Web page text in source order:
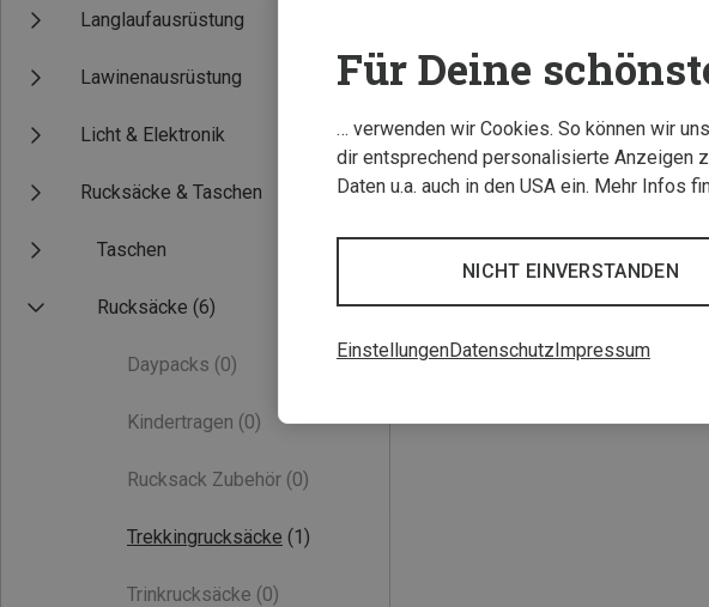
Langlaufausrüstung
Lawinenausrüstung
Licht & Elektronik
Rucksäcke & Taschen
Taschen
Rucksäcke (6)
Daypacks (0)
Kindertragen (0)
Rucksack Zubehör (0)
Trekkingrucksäcke (1)
Trinkrucksäcke (0)
Du sparst 12%
Für Deine
… verwenden wir Cookies. So können wir
dir entsprechend personalisierte Anzeigen
Daten u.a. auch in den USA ein. Mehr Infos
NICHT EINVERSTANDEN
EinstellungenDatenschutzImpressum